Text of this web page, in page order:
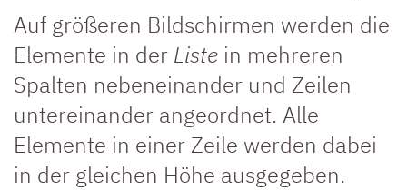
Auf größeren Bildschirmen werden die
Elemente in der Liste in mehreren
Spalten nebeneinander und Zeilen
untereinander angeordnet. Alle
Elemente in einer Zeile werden dabei
in der gleichen Höhe ausgegeben.